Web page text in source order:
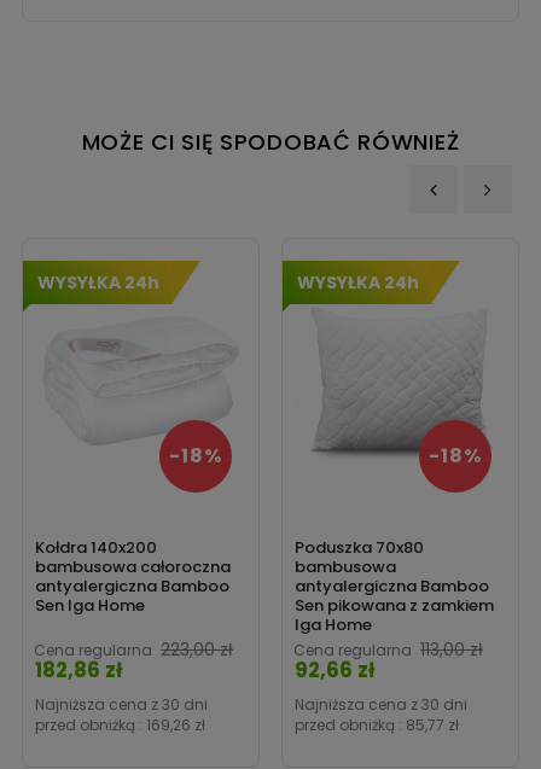
MOŻE CI SIĘ SPODOBAĆ RÓWNIEŻ
WYSYŁKA 24h
Kołdra 140x200
bambusowa całoroczna
antyalergiczna Bamboo
Sen Iga Home
Cena regularna 223,00 zł
-18%
Cena
182,86 zł
Najniższa cena z 30 dni
przed obniżką : 169,26 zł
WYSYŁKA 24h
Poduszka 70x80
bambusowa
antyalergiczna Bamboo
Sen pikowana z zamkiem
Iga Home
Cena regularna 113,00 zł
-18%
92,66 zł
Najniższa cena z 30 dni
przed obniżką : 85,77 zł